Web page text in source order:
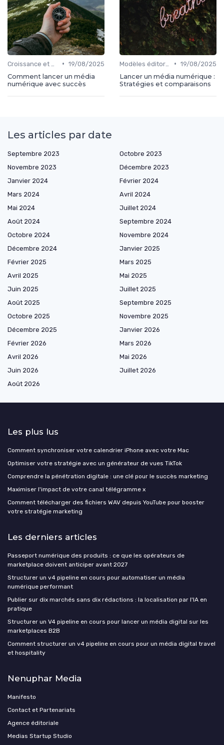
• 19/08/2025
Comment lancer un média
numérique avec succès
• 19/08/2025
Lancer un média numérique :
Stratégies et comparaisons
Les articles par date
Septembre 2023
Octobre 2023
Novembre 2023
Décembre 2023
Janvier 2024
Février 2024
Mars 2024
Avril 2024
Mai 2024
Juillet 2024
Août 2024
Septembre 2024
Octobre 2024
Novembre 2024
Décembre 2024
Janvier 2025
Février 2025
Mars 2025
Avril 2025
Mai 2025
Juin 2025
Juillet 2025
Août 2025
Septembre 2025
Octobre 2025
Novembre 2025
Décembre 2025
Janvier 2026
Février 2026
Mars 2026
Avril 2026
Mai 2026
Juin 2026
Juillet 2026
Août 2026
Les plus lus
Comment synchroniser votre calendrier iPhone avec votre Mac
Optimiser votre stratégie avec un générateur de vues TikTok
Comprendre la pénétration digitale : une clé pour le succès marketing
Maximiser l'impact de votre canal télégramme x
Comment télécharger des fichiers WAV depuis YouTube pour booster
votre stratégie marketing
Les derniers articles
Passeport numérique des produits : ce que les opérateurs de
marketplace doivent anticiper avant 2027
Structurer un v4 pipeline en cours pour automatiser un média
numérique performant
Publier sur dix marchés sans dix rédactions : la localisation par l'IA en
pratique
Structurer un V4 pipeline en cours pour lancer un média digital sur les
marketplaces B2B
Comment structurer un v4 pipeline en cours pour un média digital travel
et hospitality
Nenuphar Media
Manifesto
Contact et Partenariats
Agence éditoriale
Medias Startup Studio